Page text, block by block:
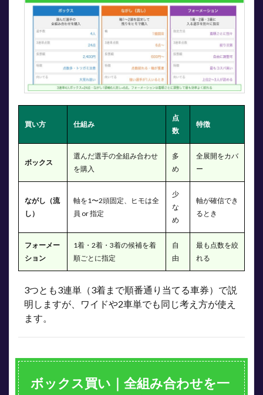
クス
が向
いて
いる
なが
し
買い
を固
てコ
る
3.2
とデ
メリ
ット
向い
る場
買い方 仕組み
点
数
特徴
ボックス
選んだ選手の全組み合わせ
を購入
多
め
全展開をカバ
ー
ながし（流
し）
軸を1〜2頭固定、ヒモは全
員 or 指定
少
な
め
軸が確信でき
るとき
フォーメー
ション
1着・2着・3着の候補を着
順ごとに指定
自
由
最も点数を絞
れる
3つとも3連単（3着まで順番通り当てる車券）で説
明しますが、ワイドや2車単でも同じ考え方が使え
ます。
ボックス買い｜全組み合わせを一